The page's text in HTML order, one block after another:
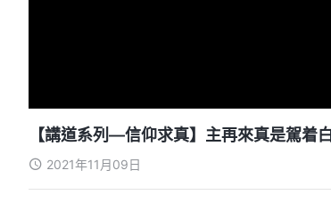
【講道系列—信仰求真】主再來真是駕着
2021年11月09日